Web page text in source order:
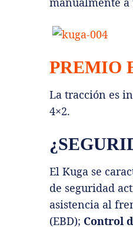
PREMIO
La tracción es
4×2.
El Kuga se
de seguridad
asistencia al
(EBD); Control